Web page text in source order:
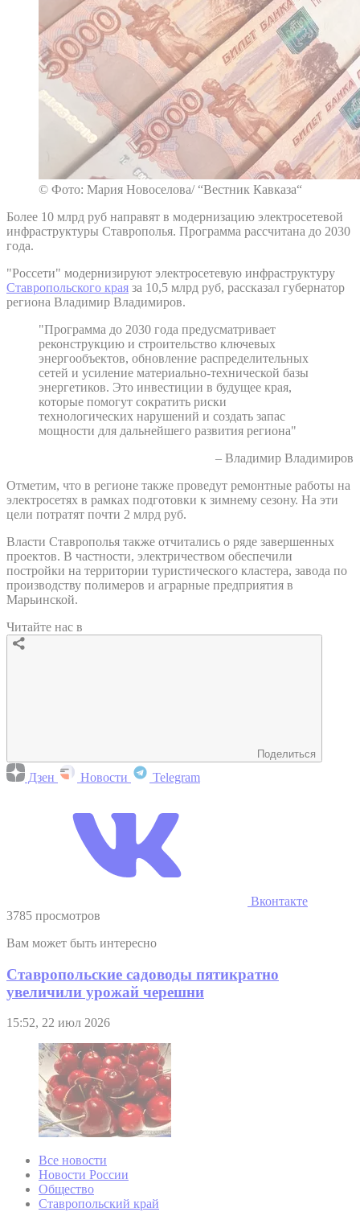
© Фото: Мария Новоселова/ “Вестник Кавказа“
Более 10 млрд руб направят в модернизацию электросетевой
инфраструктуры Ставрополья. Программа рассчитана до 2030
года.
"Россети" модернизируют электросетевую инфраструктуру
Ставропольского края за 10,5 млрд руб, рассказал губернатор
региона Владимир Владимиров.
"Программа до 2030 года предусматривает
реконструкцию и строительство ключевых
энергообъектов, обновление распределительных
сетей и усиление материально-технической базы
энергетиков. Это инвестиции в будущее края,
которые помогут сократить риски
технологических нарушений и создать запас
мощности для дальнейшего развития региона"
– Владимир Владимиров
Отметим, что в регионе также проведут ремонтные работы на
электросетях в рамках подготовки к зимнему сезону. На эти
цели потратят почти 2 млрд руб.
Власти Ставрополья также отчитались о ряде завершенных
проектов. В частности, электричеством обеспечили
постройки на территории туристического кластера, завода по
производству полимеров и аграрные предприятия в
Марьинской.
Читайте нас в
Поделиться
Дзен Новости Telegram
Вконтакте
3785 просмотров
Вам может быть интересно
Ставропольские садоводы пятикратно
увеличили урожай черешни
15:52, 22 июл 2026
Все новости
Новости России
Общество
Ставропольский край